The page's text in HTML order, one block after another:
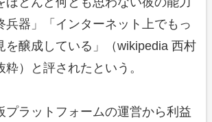
兵器」「インターネット上でもっ
を醸成している」（wikipedia 西村
）と評されたという。
プラットフォームの運営から利益